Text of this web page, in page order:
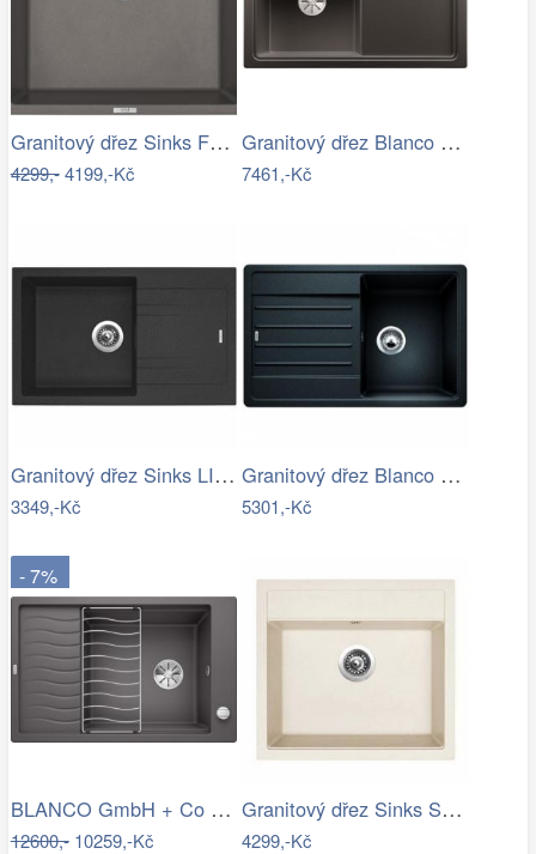
Granitový dřez Sinks FRAME 457 Truffle
4299,-4199,-Kč
Granitový dřez Blanco ZENAR 45 S InFino…
7461,-Kč
Granitový dřez Sinks LINEA 780 N…
3349,-Kč
Granitový dřez Blanco LEGRA 45 S…
5301,-Kč
- 7%
BLANCO GmbH + Co KG Granitový dřez…
12600,-10259,-Kč
Granitový dřez Sinks SOLO 560 Sahara
4299,-Kč